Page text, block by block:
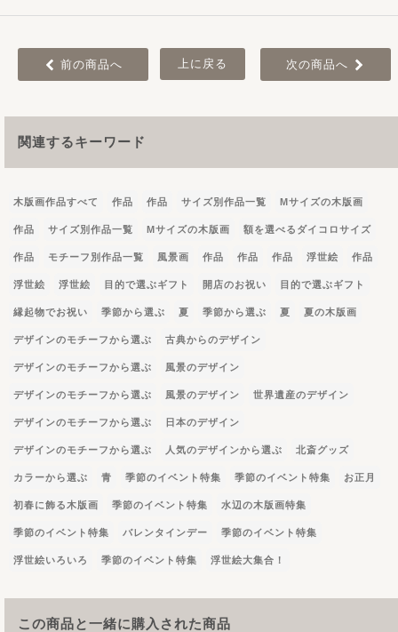
前の商品へ 上に戻る 次の商品へ
関連するキーワード
木版画作品すべて 作品 作品 サイズ別作品一覧 Mサイズの木版画
作品 サイズ別作品一覧 Mサイズの木版画 額を選べるダイコロサイズ
作品 モチーフ別作品一覧 風景画 作品 作品 作品 浮世絵 作品
浮世絵 浮世絵 目的で選ぶギフト 開店のお祝い 目的で選ぶギフト
縁起物でお祝い 季節から選ぶ 夏 季節から選ぶ 夏 夏の木版画
デザインのモチーフから選ぶ 古典からのデザイン
デザインのモチーフから選ぶ 風景のデザイン
デザインのモチーフから選ぶ 風景のデザイン 世界遺産のデザイン
デザインのモチーフから選ぶ 日本のデザイン
デザインのモチーフから選ぶ 人気のデザインから選ぶ 北斎グッズ
カラーから選ぶ 青 季節のイベント特集 季節のイベント特集 お正月
初春に飾る木版画 季節のイベント特集 水辺の木版画特集
季節のイベント特集 バレンタインデー 季節のイベント特集
浮世絵いろいろ 季節のイベント特集 浮世絵大集合！
この商品と一緒に購入された商品